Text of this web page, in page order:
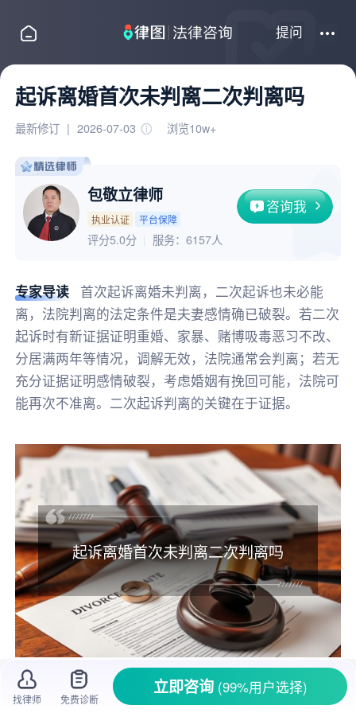
提问
起诉离婚首次未判离二次判离吗
最新修订 | 2026-07-03 浏览10w+
包敬立律师
执业认证 平台保障
咨询我
评分5.0分 服务： 6157人
专家导读
首次起诉离婚未判离，二次起诉也未必能
离，法院判离的法定条件是夫妻感情确已破裂。若二次
起诉时有新证据证明重婚、家暴、赌博吸毒恶习不改、
分居满两年等情况，调解无效，法院通常会判离；若无
充分证据证明感情破裂，考虑婚姻有挽回可能，法院可
能再次不准离。二次起诉判离的关键在于证据。
起诉离婚首次未判离二次判离吗
一、起诉离婚 首次未判离二次判离吗
找律师 免费诊断
立即咨询 (99%用户选择)